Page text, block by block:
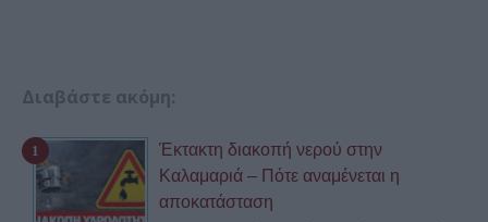
Διαβάστε ακόμη:
Έκτακτη διακοπή νερού στην
Καλαμαριά – Πότε αναμένεται η
αποκατάσταση